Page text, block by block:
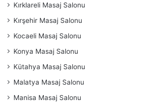
Kırklareli Masaj Salonu
Kırşehir Masaj Salonu
Kocaeli Masaj Salonu
Konya Masaj Salonu
Kütahya Masaj Salonu
Malatya Masaj Salonu
Manisa Masaj Salonu